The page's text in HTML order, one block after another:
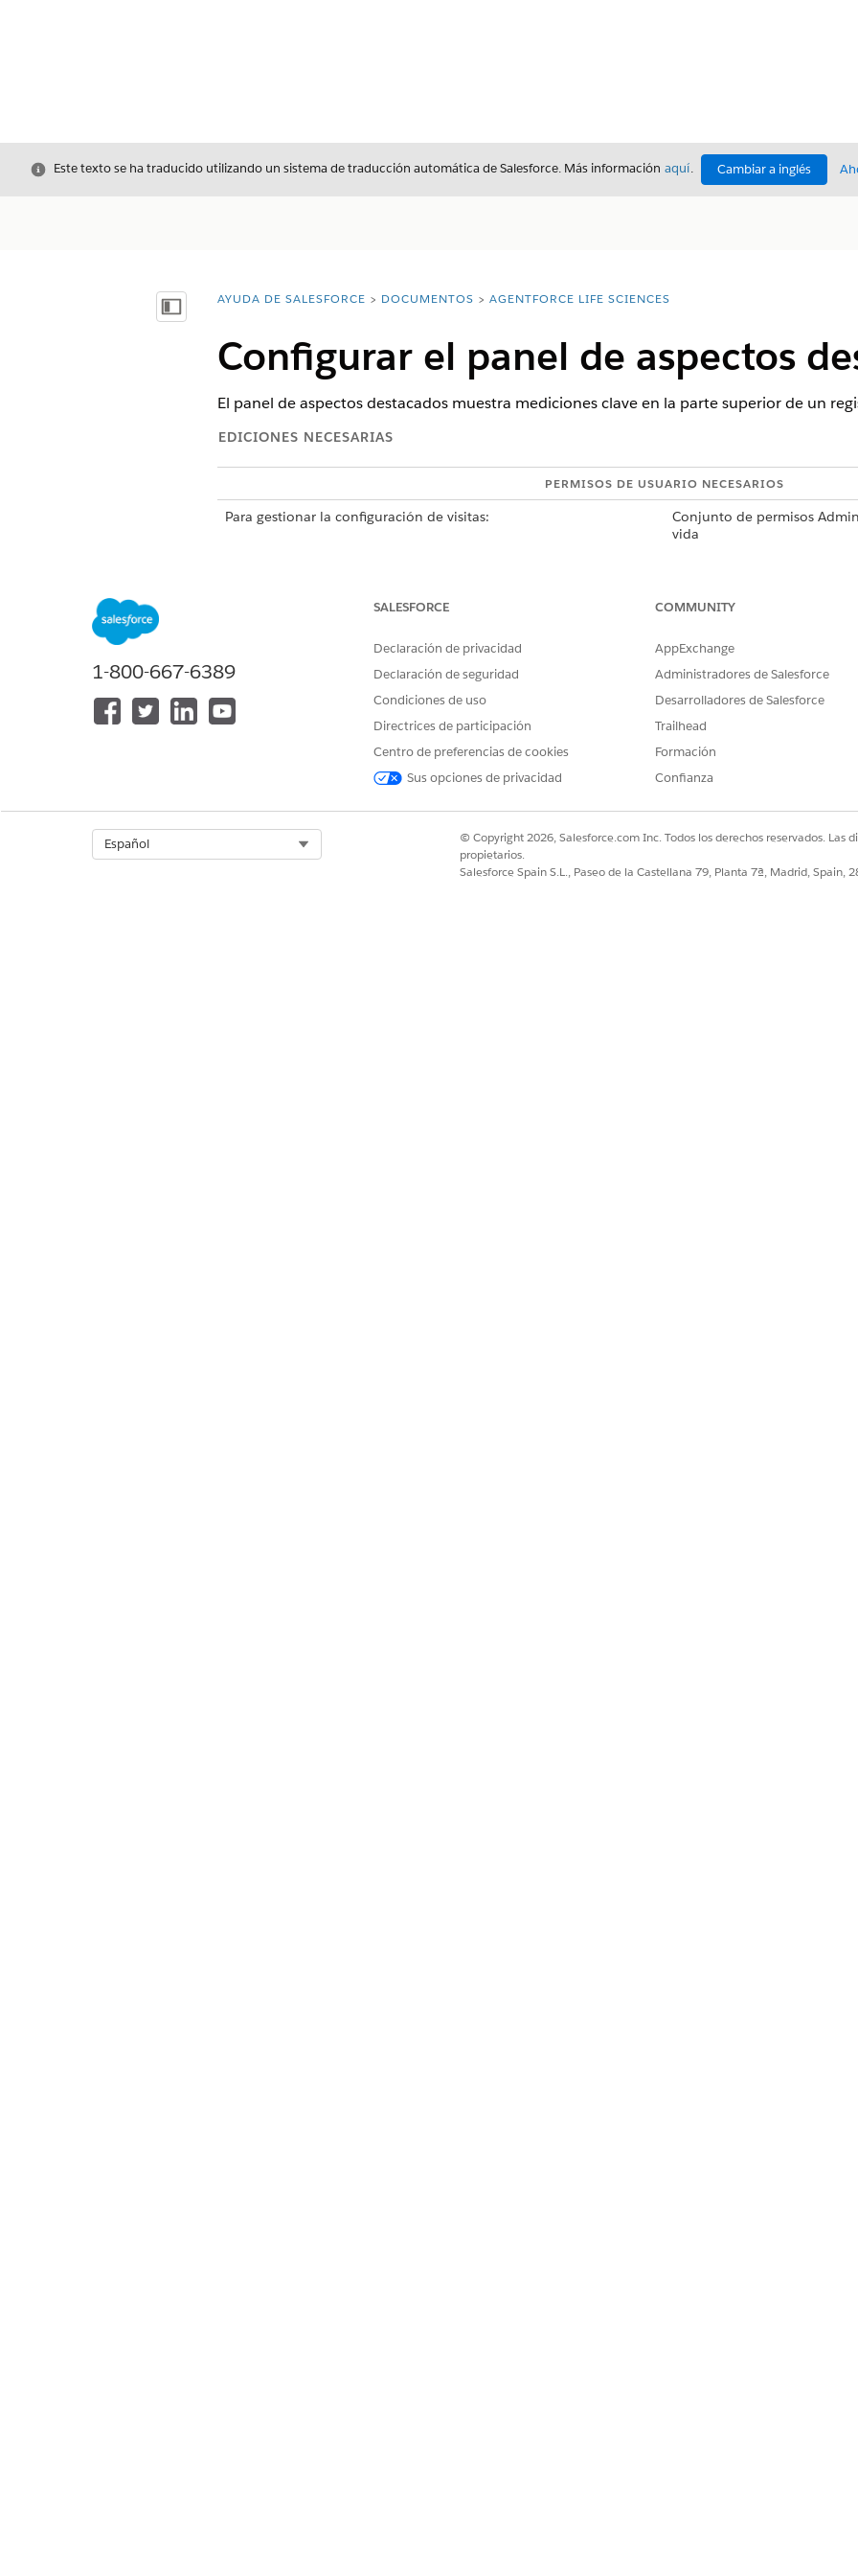
Cerrar
Este texto se ha traducido utilizando un sistema de traducción automática de Salesforce. Más información aquí. Cambiar a inglés
Mostrar índice de materias
Usted está aquí:
AYUDA DE SALESFORCE DOCUMENTOS AGENTFORCE LIFE SCIENCES
Configurar el panel de aspectos
El panel de aspectos destacados muestra mediciones clave en la parte superior de un
EDICIONES NECESARIAS
PERMISOS DE USUARIO NECESARIOS
Para gestionar la configuración de visitas:
Conjunto de permisos
vida
Cree o modifique un formato compacto para incluir campos clave relevantes para su negocio.
¿RESOLVIÓ ESTE ARTÍCULO SU PROBLEMA?
¡Háganos saber cómo podemos mejorar!
1-800-667-6389
SALESFORCE
Declaración de privacidad
Declaración de seguridad
Condiciones de uso
Directrices de participación
Centro de preferencias de cookies
Sus opciones de privacidad
COMMUNITY
AppExchange
Administradores de Salesforce
Desarrolladores de Salesforce
Trailhead
Formación
Confianza
Español
© Copyright 2026, Salesforce.com Inc. Todos los derechos reservados. Las
propietarios.
Salesforce Spain S.L., Paseo de la Castellana 79, Planta 7ª, Madrid, Spain,